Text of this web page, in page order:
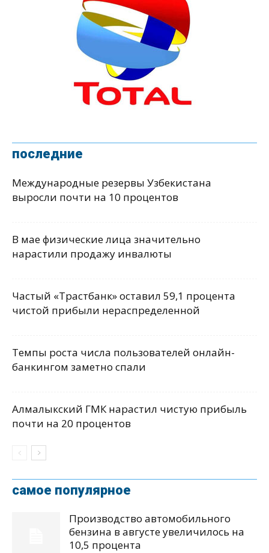
последние
Международные резервы Узбекистана
выросли почти на 10 процентов
В мае физические лица значительно
нарастили продажу инвалюты
Частый «Трастбанк» оставил 59,1 процента
чистой прибыли нераспределенной
Темпы роста числа пользователей онлайн-
банкингом заметно спали
Алмалыкский ГМК нарастил чистую прибыль
почти на 20 процентов
самое популярное
Производство автомобильного
бензина в августе увеличилось на
10,5 процента